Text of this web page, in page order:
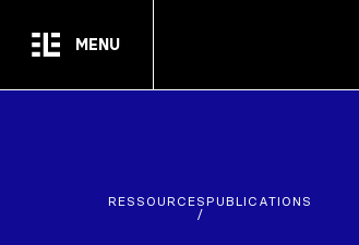
MENU
RESSOURCES
/
PUBLICATIONS